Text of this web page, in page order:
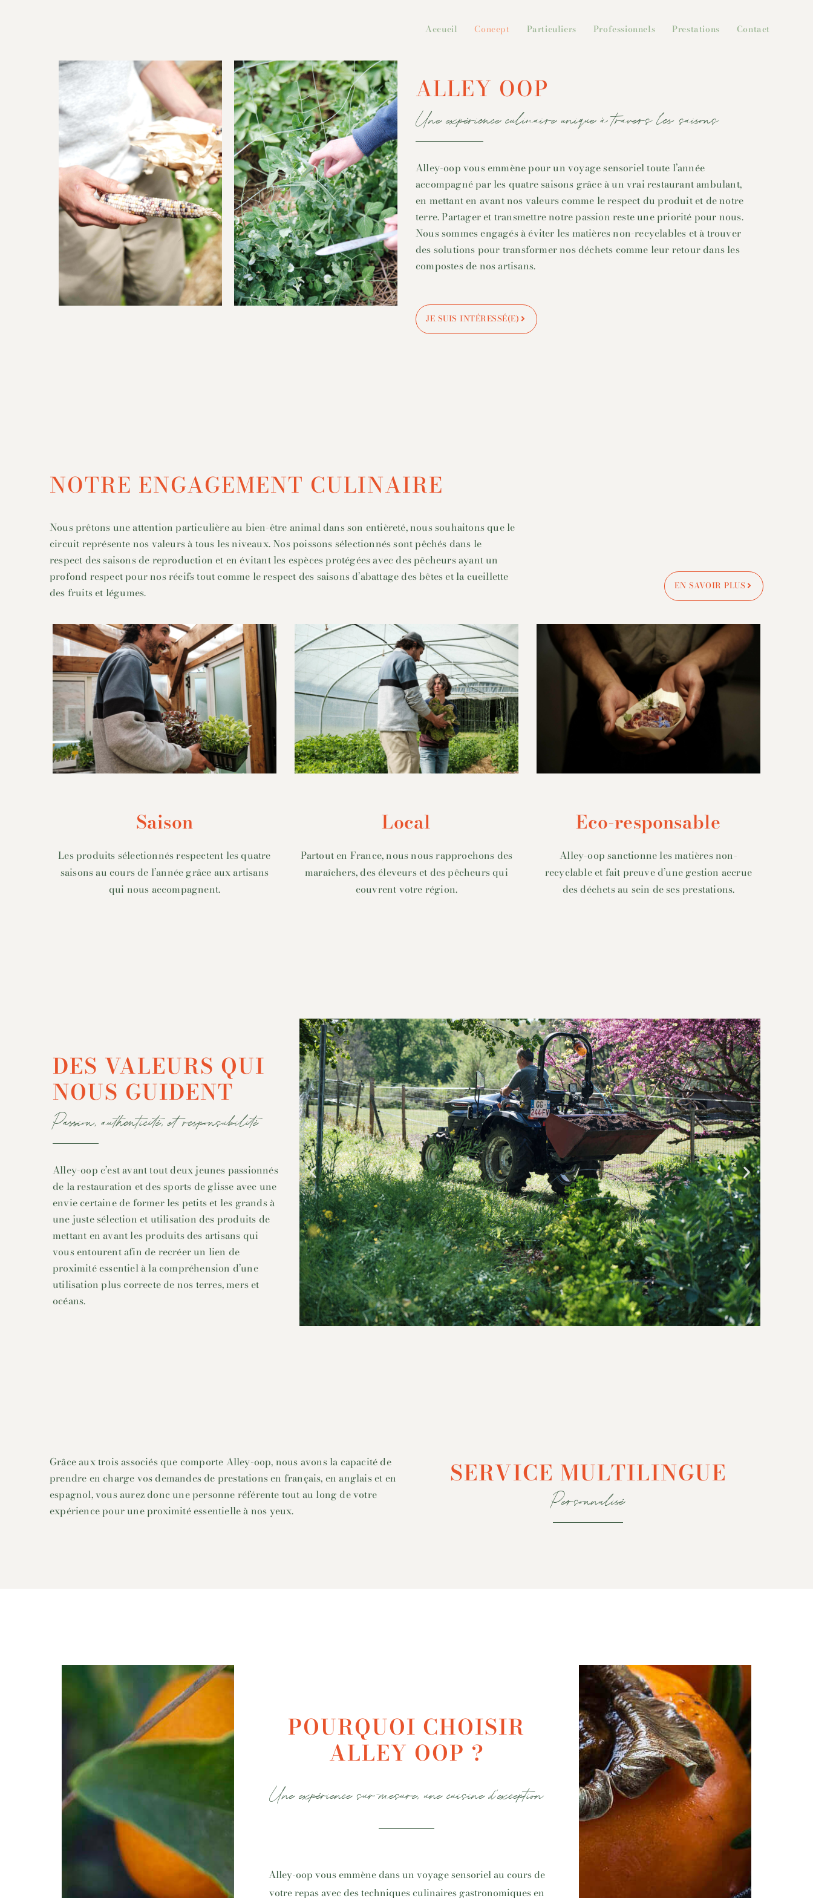
Accueil Concept Particuliers Professionnels Prestations Contact
ALLEY OOP
Une expérience culinaire unique à travers les saisons
Alley-oop vous emmène pour un voyage sensoriel toute l’année
accompagné par les quatre saisons grâce à un vrai restaurant ambulant,
en mettant en avant nos valeurs comme le respect du produit et de notre
terre. Partager et transmettre notre passion reste une priorité pour nous.
Nous sommes engagés à éviter les matières non-recyclables et à trouver
des solutions pour transformer nos déchets comme leur retour dans les
compostes de nos artisans.
JE SUIS INTÉRESSÉ(E)
NOTRE ENGAGEMENT CULINAIRE
Nous prêtons une attention particulière au bien-être animal dans son entièreté, nous souhaitons que le
circuit représente nos valeurs à tous les niveaux. Nos poissons sélectionnés sont pêchés dans le
respect des saisons de reproduction et en évitant les espèces protégées avec des pêcheurs ayant un
profond respect pour nos récifs tout comme le respect des saisons d’abattage des bêtes et la cueillette
des fruits et légumes.
EN SAVOIR PLUS
Saison
Les produits sélectionnés respectent les quatre
saisons au cours de l’année grâce aux artisans
qui nous accompagnent.
Local
Partout en France, nous nous rapprochons des
maraîchers, des éleveurs et des pêcheurs qui
couvrent votre région.
Eco-responsable
Alley-oop sanctionne les matières non-
recyclable et fait preuve d’une gestion accrue
des déchets au sein de ses prestations.
DES VALEURS QUI
NOUS GUIDENT
Passion, authenticité, et responsabilité
Alley-oop c’est avant tout deux jeunes passionnés
de la restauration et des sports de glisse avec une
envie certaine de former les petits et les grands à
une juste sélection et utilisation des produits de
mettant en avant les produits des artisans qui
vous entourent afin de recréer un lien de
proximité essentiel à la compréhension d’une
utilisation plus correcte de nos terres, mers et
océans.
Grâce aux trois associés que comporte Alley-oop, nous avons la capacité de
prendre en charge vos demandes de prestations en français, en anglais et en
espagnol, vous aurez donc une personne référente tout au long de votre
expérience pour une proximité essentielle à nos yeux.
SERVICE MULTILINGUE
Personnalisé
POURQUOI CHOISIR
ALLEY OOP ?
Une expérience sur-mesure, une cuisine d'exception
Alley-oop vous emmène dans un voyage sensoriel au cours de
votre repas avec des techniques culinaires gastronomiques en